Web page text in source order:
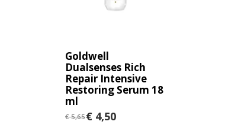
Goldwell
Dualsenses Rich
Repair Intensive
Restoring Serum 18
ml
€ 5,65€ 4,50